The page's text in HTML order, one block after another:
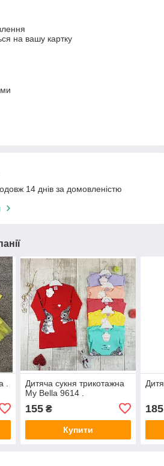
на вашу картку
14 днів за домовленістю
.
Дитяча сукня трикотажна
My Bella 9614 .
155₴
Купити
185